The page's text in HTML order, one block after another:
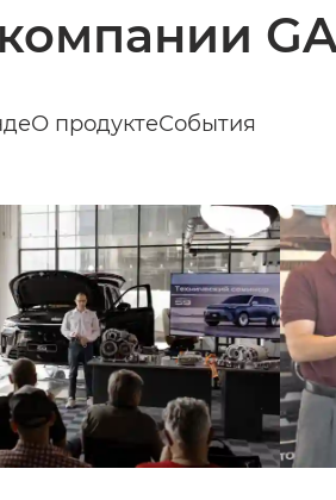
О продуктеСобытия